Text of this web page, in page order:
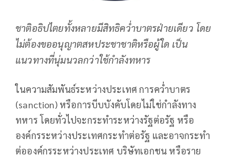
ชาติอธิปไตยทั้งหลายมีสิทธิคว่ำบาตรฝ่ายเดียว โดย
ไม่ต้องขออนุญาตสหประชาชาติหรือผู้ใด เป็น
แนวทางที่นุ่มนวลกว่าใช้กำลังทหาร
ในความสัมพันธ์ระหว่างประเทศ การคว่ำบาตร
(sanction) หรือการบีบบังคับโดยไม่ใช่กำลังทาง
ทหาร โดยทั่วไปจะกระทำระหว่างรัฐต่อรัฐ หรือ
องค์กรระหว่างประเทศกระทำต่อรัฐ และอาจกระทำ
ต่อองค์กรระหว่างประเทศ บริษัทเอกชน หรือราย